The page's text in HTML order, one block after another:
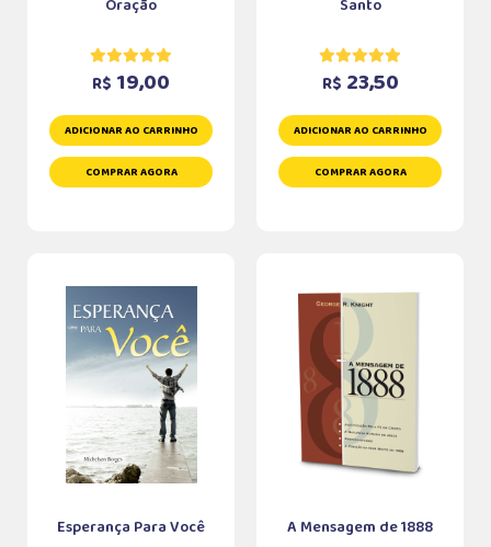
Oração
R$ 19,00
ADICIONAR AO CARRINHO
COMPRAR AGORA
Santo
R$ 23,50
ADICIONAR AO CARRINHO
COMPRAR AGORA
Esperança Para Você A Mensagem de 1888